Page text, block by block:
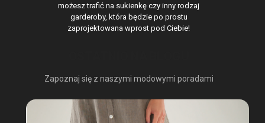
możesz trafić na sukienkę czy inny rodzaj
garderoby, która będzie po prostu
zaprojektowana wprost pod Ciebie!
Zapoznaj się z naszymi modowymi poradami